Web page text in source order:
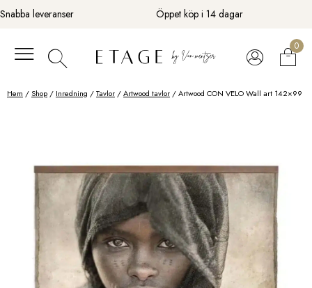
Fortsätt
till
Snabba leveranser Öppet köp i 14 dagar
0
Hem /Shop / Inredning /Tavlor /Artwood tavlor / Artwood CON VELO Wall art 142×99